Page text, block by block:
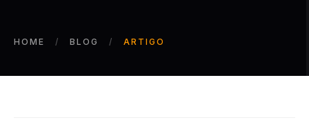
HOME BLOG ARTIGO